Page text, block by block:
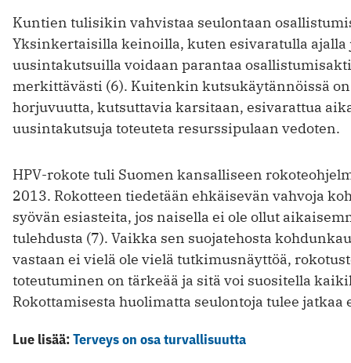
Kuntien tulisikin vahvistaa seulontaan
Yksinkertaisilla keinoilla, kuten esivaratulla ajalla
uusintakutsuilla voidaan parantaa
merkittävästi (6). Kuitenkin kutsukäytännöissä
horjuvuutta, kutsuttavia karsitaan, esivarattua
uusintakutsuja toteuteta resurssipulaan vedoten.
HPV-rokote tuli Suomen kansalliseen
2013. Rokotteen tiedetään ehkäisevän vahvoja
syövän esiasteita, jos naisella ei ole ollut
tulehdusta (7). Vaikka sen suojatehosta
vastaan ei vielä ole vielä tutkimusnäyttöä,
toteutuminen on tärkeää ja sitä voi suositella
Rokottamisesta huolimatta seulontoja tulee jatkaa
Lue lisää:Terveys on osa turvallisuutta